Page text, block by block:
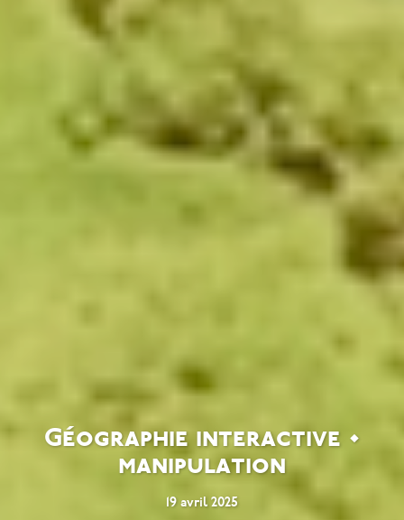
Géographie interactive •
manipulation
19 avril 2025